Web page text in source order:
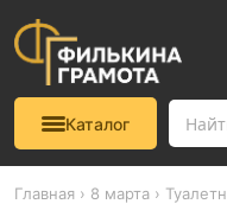
Каталог
Главная › 8 марта ›